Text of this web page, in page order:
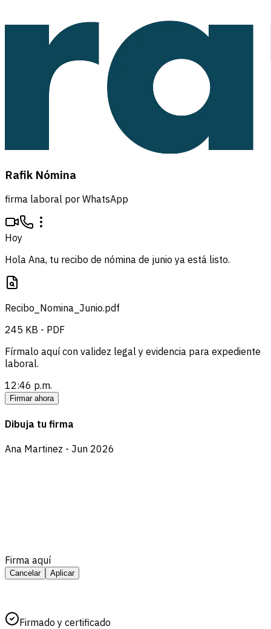
Rafik Nómina
firma laboral por WhatsApp
Hoy
Hola Ana, tu recibo de nómina de junio ya está listo.
Recibo_Nomina_Junio.pdf
245 KB - PDF
Fírmalo aquí con validez legal y evidencia para expediente
laboral.
12:46 p.m.
Firmar ahora
Dibuja tu firma
Ana Martinez - Jun 2026
Firma aquí
Cancelar Aplicar
Firmado y certificado